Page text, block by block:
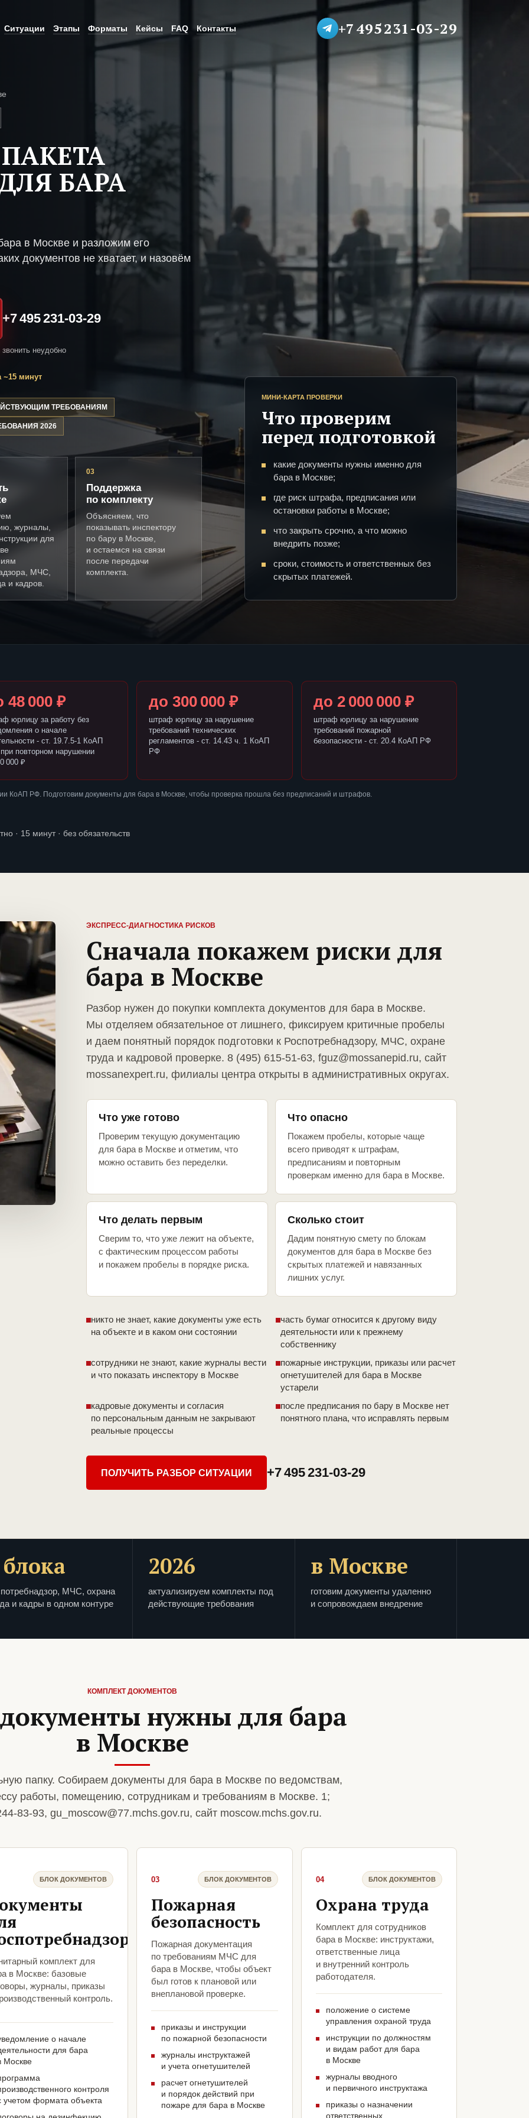
Ситуации Этапы Форматы Кейсы FAQ Контакты +7 495 231-03-29
БАРА
в Москве и разложим его
документов не хватает, и назовём
+7 495 231-03-29
неудобно
~15 минут
ТРЕБОВАНИЯМ
2026
журналы,
для
МЧС,
и кадров.
03
Поддержка
по комплекту
Объясняем, что
показывать инспектору
по бару в Москве,
и остаемся на связи
после передачи
комплекта.
МИНИ-КАРТА ПРОВЕРКИ
Что проверим
перед подготовкой
какие документы нужны именно для
бара в Москве;
где риск штрафа, предписания или
остановки работы в Москве;
что закрыть срочно, а что можно
внедрить позже;
сроки, стоимость и ответственных без
скрытых платежей.
48 000 ₽
юрлицу за работу без
о начале
- ст. 19.7.5-1 КоАП
повторном нарушении
000 ₽
до 300 000 ₽
штраф юрлицу за нарушение
требований технических
регламентов - ст. 14.43 ч. 1 КоАП
РФ
до 2 000 000 ₽
штраф юрлицу за нарушение
требований пожарной
безопасности - ст. 20.4 КоАП РФ
КоАП РФ. Подготовим документы для бара в Москве, чтобы проверка прошла без предписаний и штрафов.
· 15 минут · без обязательств
ЭКСПРЕСС-ДИАГНОСТИКА РИСКОВ
Сначала покажем риски для
бара в Москве
Разбор нужен до покупки комплекта документов для бара в Москве.
Мы отделяем обязательное от лишнего, фиксируем критичные пробелы
и даем понятный порядок подготовки к Роспотребнадзору, МЧС, охране
труда и кадровой проверке. 8 (495) 615-51-63, fguz@mossanepid.ru, сайт
mossanexpert.ru, филиалы центра открыты в административных округах.
Что уже готово
Проверим текущую документацию
для бара в Москве и отметим, что
можно оставить без переделки.
Что опасно
Покажем пробелы, которые чаще
всего приводят к штрафам,
предписаниям и повторным
проверкам именно для бара в Москве.
Что делать первым
Сверим то, что уже лежит на объекте,
с фактическим процессом работы
и покажем пробелы в порядке риска.
Сколько стоит
Дадим понятную смету по блокам
документов для бара в Москве без
скрытых платежей и навязанных
лишних услуг.
никто не знает, какие документы уже есть
на объекте и в каком они состоянии
часть бумаг относится к другому виду
деятельности или к прежнему
собственнику
сотрудники не знают, какие журналы вести
и что показать инспектору в Москве
пожарные инструкции, приказы или расчет
огнетушителей для бара в Москве
устарели
кадровые документы и согласия
по персональным данным не закрывают
реальные процессы
после предписания по бару в Москве нет
понятного плана, что исправлять первым
ПОЛУЧИТЬ РАЗБОР СИТУАЦИИ +7 495 231-03-29
МЧС, охрана
и кадры в одном контуре
2026
актуализируем комплекты под
действующие требования
в Москве
готовим документы удаленно
и сопровождаем внедрение
КОМПЛЕКТ ДОКУМЕНТОВ
нужны для бара
в Москве
папку. Собираем документы для бара в Москве по ведомствам,
работы, помещению, сотрудникам и требованиям в Москве. 1;
83-93, gu_moscow@77.mchs.gov.ru, сайт moscow.mchs.gov.ru.
БЛОК ДОКУМЕНТОВ
комплект для
в Москве: базовые
журналы, приказы
контроль.
о начале
для бара
Москве
контроля
учетом формата объекта
03 БЛОК ДОКУМЕНТОВ
Пожарная
безопасность
Пожарная документация
по требованиям МЧС для
бара в Москве, чтобы объект
был готов к плановой или
внеплановой проверке.
приказы и инструкции
по пожарной безопасности
журналы инструктажей
и учета огнетушителей
расчет огнетушителей
и порядок действий при
пожаре для бара в Москве
04 БЛОК ДОКУМЕНТОВ
Охрана труда
Комплект для сотрудников
бара в Москве: инструктажи,
ответственные лица
и внутренний контроль
работодателя.
положение о системе
управления охраной труда
инструкции по должностям
и видам работ для бара
в Москве
журналы вводного
и первичного инструктажа
приказы о назначении
ответственных